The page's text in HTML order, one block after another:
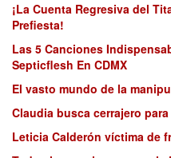
¡La Cuenta Regresiva del
Prefiesta!
Las 5 Canciones
Septicflesh En CDMX
El vasto mundo de la
Claudia busca cerrajero
Leticia Calderón víctima de